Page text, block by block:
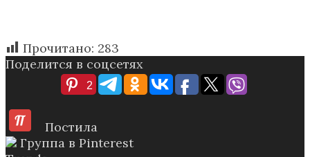
Прочитано: 283
Поделится в соцсетях
2
Постила
Группа в Pinterest